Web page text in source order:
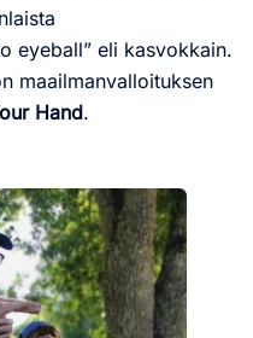
eyeball” eli kasvokkain.
maailmanvalloituksen
Hand.